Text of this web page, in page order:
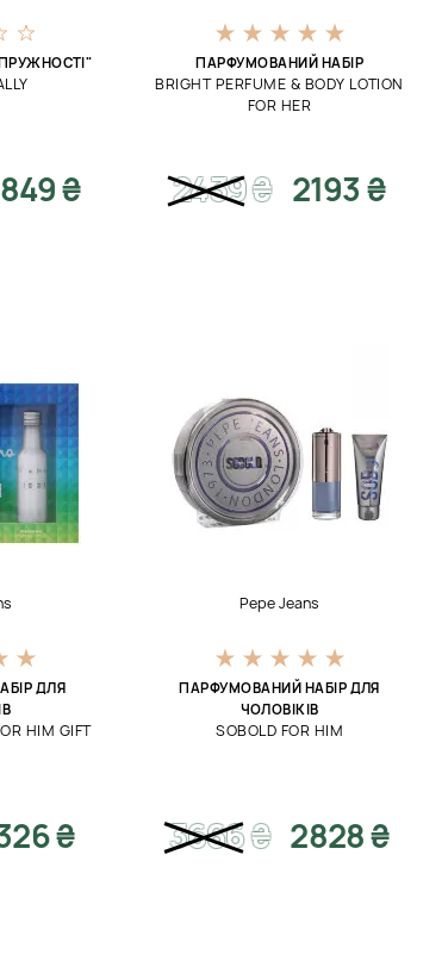
₴
ПАРФУМОВАНИЙ НАБІР
BRIGHT PERFUME & BODY LOTION
FOR HER
2439₴ 2193 ₴
ДЛЯ
HIM GIFT
₴
Pepe Jeans
ПАРФУМОВАНИЙ НАБІР ДЛЯ
ЧОЛОВІКІВ
SOBOLD FOR HIM
3666₴ 2828 ₴